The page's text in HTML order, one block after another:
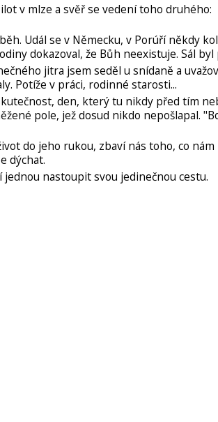
v mlze a svěř se vedení toho druhého:
Udál se v Německu, v Porúří někdy
dokazoval, že Bůh neexistuje. Sál
jitra jsem seděl u snídaně a
Potíže v práci, rodinné starosti...
den, který tu nikdy před tím
pole, jež dosud nikdo nepošlapal.
do jeho rukou, zbaví nás toho, co nám
dýchat.
jednou nastoupit svou jedinečnou cestu.